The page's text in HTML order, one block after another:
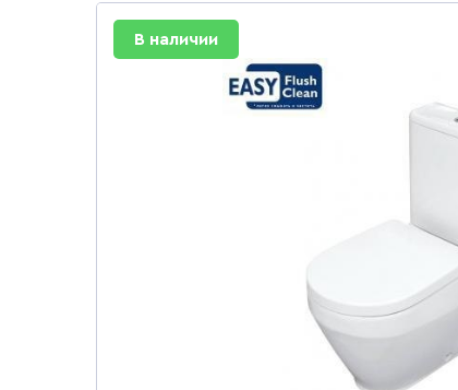
В наличии